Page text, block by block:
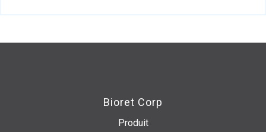
Bioret Corp
Produit